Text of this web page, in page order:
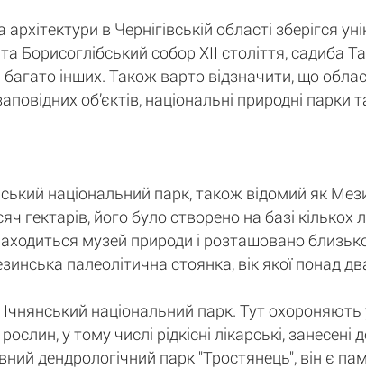
архітектури в Чернігівській області зберігся
Борисоглібський собор XII століття, садиба
багато інших. Також варто відзначити, що
об’єктів, національні природні
національний парк, також відомий як
гектарів, його було створено на базі
музей природи і розташовано
палеолітична стоянка, вік якої понад
національний парк. Тут охороняють
у тому числі рідкісні лікарські,
дендрологічний парк "Тростянець", він є